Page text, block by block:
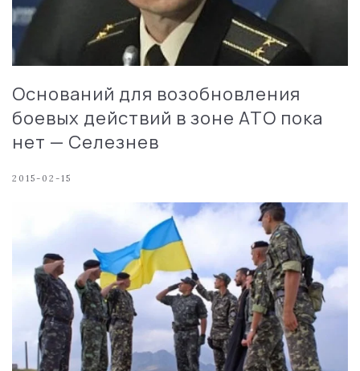
Оснований для возобновления
боевых действий в зоне АТО пока
нет — Селезнев
2015-02-15